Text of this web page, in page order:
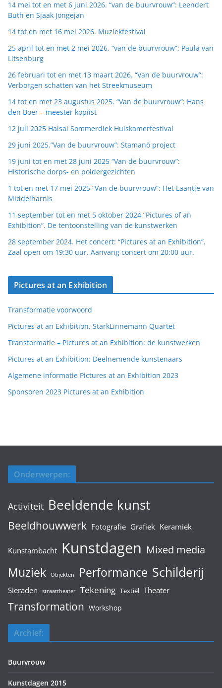
14 mei tot en met 6 juni 2026. “van de buurvrouw”: Leendert
Buth en Sjaak Jongejan
14 tot en met 16 mei 2026. Muziekfestival
25 april tot en met 2 mei 2026. “van de buurvrouw”: Paula van
Litsenburg
26 februari tot en met 13 maart 2026. “Van de buurvrouw”:
Verborgen schatten van het Streekmuseum
14 tot en met 23 augustus 2025. “Van de buurvrouw”: Hans
den Boer – meester kopiist
12 juli 2025 Haisai Sommerdiek Huiskamerfestival
29 juni 2025.”Van de buurvrouw”: Stamanò project
19 juni tot en met 28 juni 2025 “Van de buurvrouw”:
Historische dorps- en poldergezichten
1 tot en met 17 mei 2025 “Van de buurvrouw”: Het Laantje van
Middelharnis
11 september tot en met 5 oktober 2024 “Pictures of an
Exhibition”. De tentoonstelling van de kunstwerken
28 september 2024. Het concert: “Pictures at an Exhibition”.
Zaal open om 19:30 uur. Aanvang concert om 20:00 uur.
Pictures at an Exhibition
Transformatie voorwoord
Pictures at an Exhibition, StarkLinnemann Quartet
Transformatie – Pictures at an Exhibition: de kunstwerken
Pictures at an Exhibition: Deelnemende kunstenaars
Algemene informatie Pictures at an Exhibition 2023
Sponsoren 2023 Pictures at an Exhibition
Onderwerpen:
Activiteit Beeldende kunst
Beeldhouwwerk Fotografie Grafiek Keramiek
Kunstambacht Kunstdagen Mixed media
Muziek Objekten Performance Schilderij
Sieraden straattheater Tekening Textiel Theater
Transformation Workshop
Archief:
Buurvrouw
Kunstdagen 2015